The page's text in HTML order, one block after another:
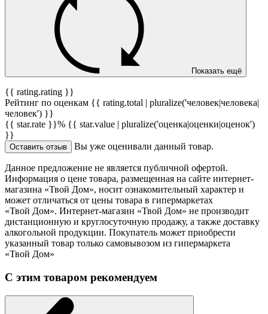
Показать ещё
{{ rating.rating }}
Рейтинг по оценкам {{ rating.total | pluralize('человек|человека|
человек') }}
{{ star.rate }}% {{ star.value | pluralize('оценка|оценки|оценок')
}}
Оставить отзыв Вы уже оценивали данный товар.
Данное предложение не является публичной офертой.
Информация о цене товара, размещенная на сайте интернет-
магазина «Твой Дом», носит ознакомительный характер и
может отличаться от цены товара в гипермаркетах
«Твой Дом». Интернет-магазин «Твой Дом» не производит
дистанционную и круглосуточную продажу, а также доставку
алкогольной продукции. Покупатель может приобрести
указанный товар только самовывозом из гипермаркета
«Твой Дом»
С этим товаром рекомендуем